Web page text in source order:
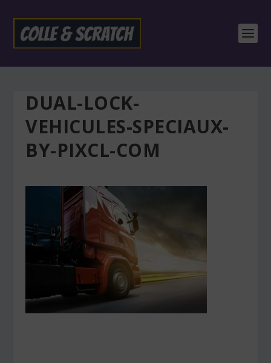
DUAL-LOCK-
VEHICULES-SPECIAUX-
BY-PIXCL-COM